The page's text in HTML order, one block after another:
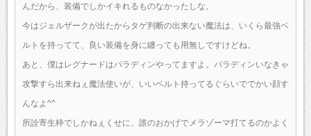
んだから、装備でしかイキれるものなかったしな。
今はジェルザークが出たからタゲ判断の出来ない魔法は、いくら最強ベ
ルトを持ってて、良い装備を身に纏っても用無しですけどね。
あと、僕はレグナードはパラディンやってますよ。パラディンいなきゃ
攻撃すら出来ねぇ魔法使いが、いいベルト持ってるぐらいででかい顔す
んなよ^^
所詮寄生枠でしかねぇくせに、誰のおかげでメラゾーマ打てるのかよく